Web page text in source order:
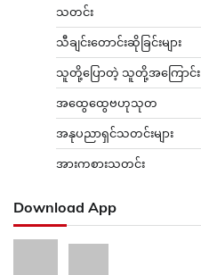
သတင်း
သီချင်းတောင်းဆိုခြင်းများ
သူတို့ပြောတဲ့ သူတို့အကြောင်း
အထွေထွေဗဟုသုတ
အနုပညာရှင်သတင်းများ
အားကစားသတင်း
Download App